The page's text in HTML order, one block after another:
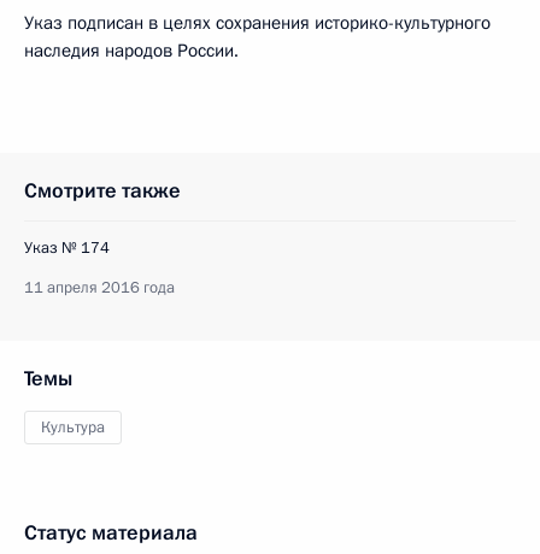
Указ подписан в целях сохранения историко-культурного
наследия народов России.
Смотрите также
Указ № 174
11 апреля 2016 года
Темы
Культура
Статус материала